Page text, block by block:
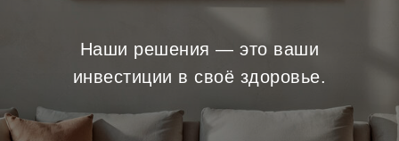
Наши решения — это ваши
инвестиции в своё здоровье.